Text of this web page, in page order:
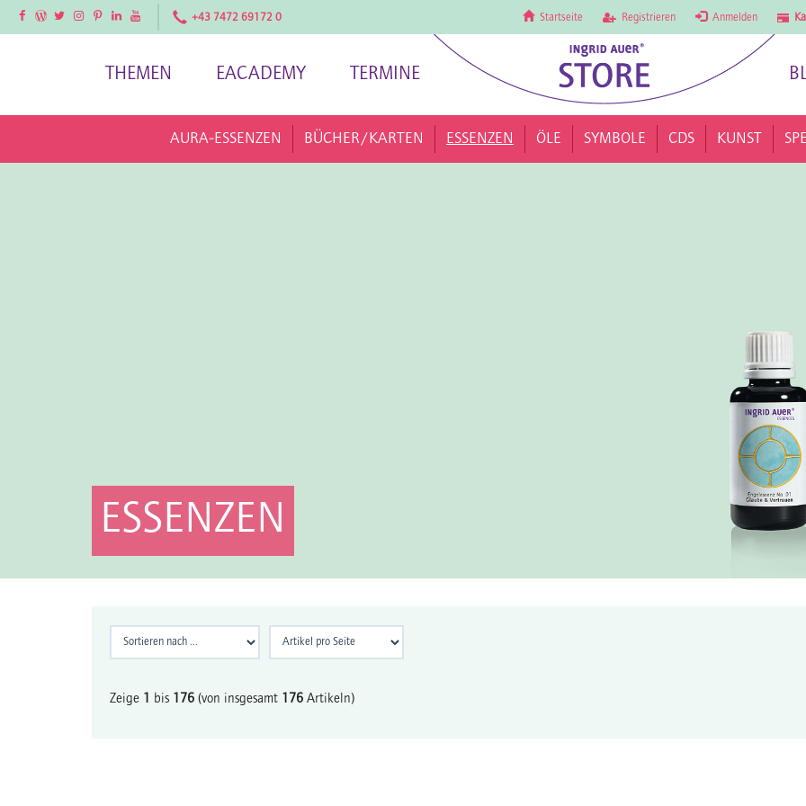
FacebookFacebookTwitterInstagramPinterestLinkedInYouTube +43 7472 69172 0 Startseite Registrieren Anmelden
THEMEN EACADEMY TERMINE
AURA-ESSENZEN BÜCHER/KARTEN ESSENZEN ÖLE SYMBOLE CDS KUNST
ESSENZEN
Zeige 1 bis 176 (von insgesamt 176 Artikeln)